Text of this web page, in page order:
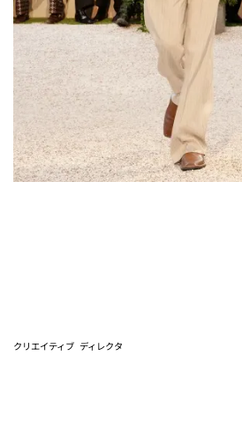
クリエイティブ ディレクタ